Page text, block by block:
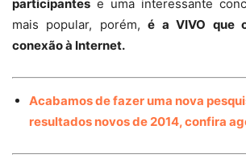
participantes e uma interessante
mais popular, porém,é a VIVO que
conexão à Internet.
Acabamos de fazer uma nova
resultados novos de 2014, confira